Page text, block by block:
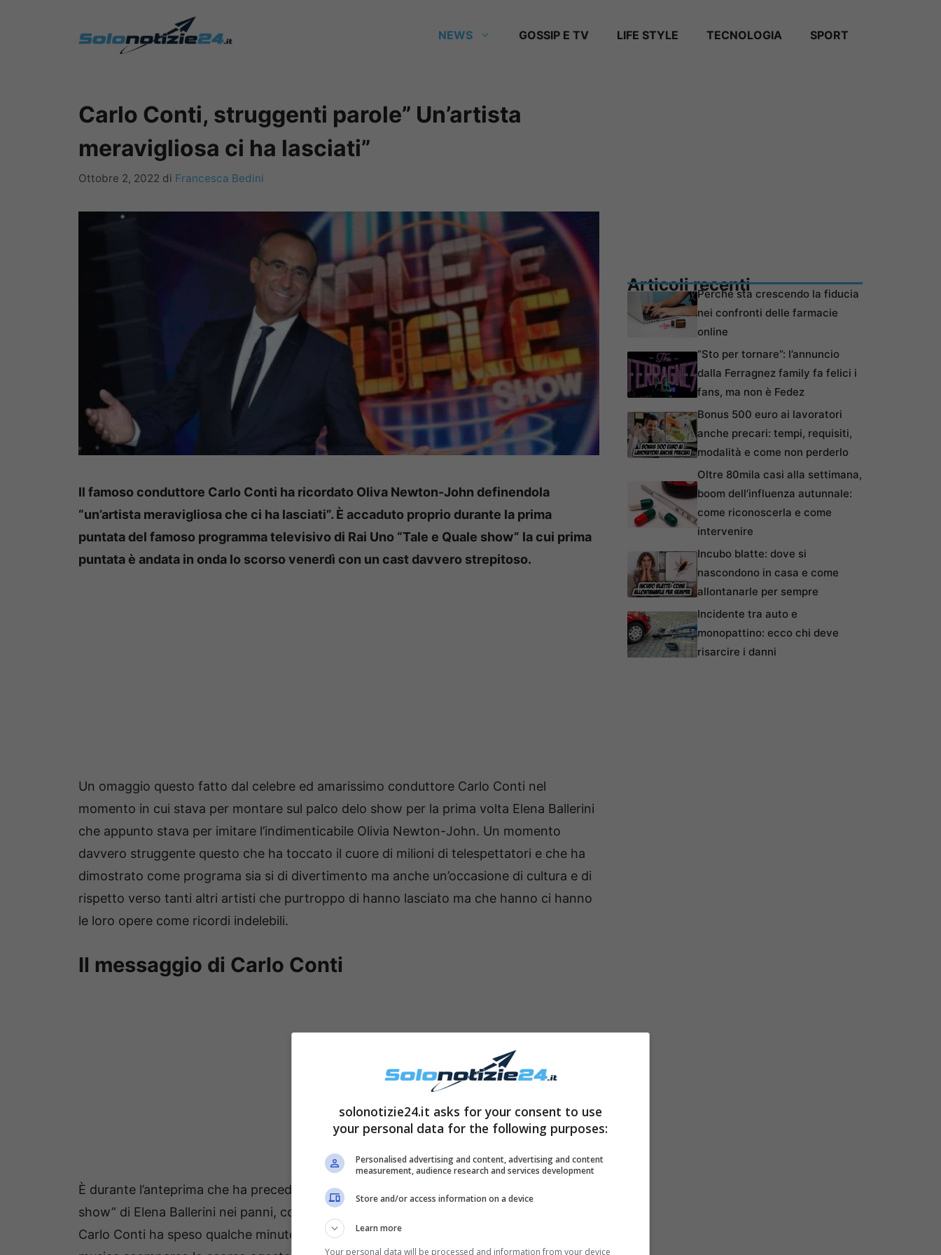
NEWS GOSSIP E TV LIFE STYLE TECNOLOGIA SPORT
Carlo Conti, struggenti parole” Un’artista
meravigliosa ci ha lasciati”
Ottobre 2, 2022 di Francesca Bedini
Il famoso conduttore Carlo Conti ha ricordato Oliva Newton-John definendola
“un’artista meravigliosa che ci ha lasciati”. È accaduto proprio durante la prima
puntata del famoso programma televisivo di Rai Uno “Tale e Quale show” la cui prima
puntata è andata in onda lo scorso venerdì con un cast davvero strepitoso.
Un omaggio questo fatto dal celebre ed amarissimo conduttore Carlo Conti nel
momento in cui stava per montare sul palco delo show per la prima volta Elena Ballerini
che appunto stava per imitare l’indimenticabile Olivia Newton-John. Un momento
davvero struggente questo che ha toccato il cuore di milioni di telespettatori e che ha
dimostrato come programa sia si di divertimento ma anche un’occasione di cultura e di
rispetto verso tanti altri artisti che purtroppo di hanno lasciato ma che hanno ci hanno
le loro opere come ricordi indelebili.
Il messaggio di Carlo Conti
È durante l’anteprima che ha preceduto il debutto ufficiale nel programma “Tale e quale
show” di Elena Ballerini nei panni, come già detto, di Olivia Newton-John che il grande
Carlo Conti ha speso qualche minuto per mandare un pensiero a questo gigante della
Articoli recentiPerché sta crescendo la fiducia
nei confronti delle farmacie
online
“Sto per tornare”: l’annuncio
dalla Ferragnez family fa felici i
fans, ma non è Fedez
Bonus 500 euro ai lavoratori
anche precari: tempi, requisiti,
modalità e come non perderlo
Oltre 80mila casi alla settimana,
boom dell’influenza autunnale:
come riconoscerla e come
intervenire
Incubo blatte: dove si
nascondono in casa e come
allontanarle per sempre
Incidente tra auto e
monopattino: ecco chi deve
risarcire i danni
solonotizie24.it asks for your consent to use
your personal data for the following purposes:
Personalised advertising and content, advertising and content
measurement, audience research and services development
Store and/or access information on a device
Learn more
Your personal data will be processed and information from your device